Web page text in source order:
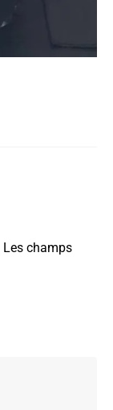
Les champs